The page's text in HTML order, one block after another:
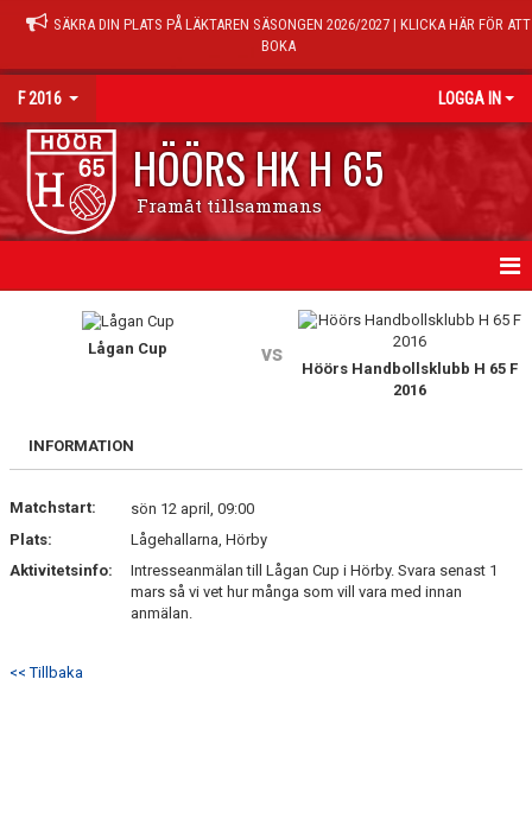
SÄKRA DIN PLATS PÅ LÄKTAREN SÄSONGEN 2026/2027 | KLICKA HÄR FÖR ATT
BOKA
F 2016 LOGGA IN
HÖÖRS HK H 65
Framåt tillsammans
MATCHER
TRUPPEN
BILDGALLERI
KONTAKT
Lågan Cup vs
Höörs Handbollsklubb H 65 F
2016
INFORMATION
Matchstart:
sön 12 april, 09:00
Plats:
Lågehallarna, Hörby
Aktivitetsinfo:
Intresseanmälan till Lågan Cup i Hörby. Svara senast 1
mars så vi vet hur många som vill vara med innan
anmälan.
<< Tillbaka